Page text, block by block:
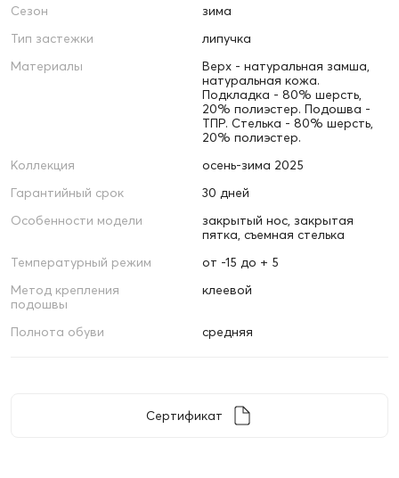
Сезон
зима
Тип застежки
липучка
Материалы
Верх - натуральная замша,
натуральная кожа.
Подкладка - 80% шерсть,
20% полиэстер. Подошва -
ТПР. Стелька - 80% шерсть,
20% полиэстер.
Коллекция
осень-зима 2025
Гарантийный срок
30 дней
Особенности модели
закрытый нос, закрытая
пятка, съемная стелька
Температурный режим
от -15 до + 5
Метод крепления
подошвы
клеевой
Полнота обуви средняя
Сертификат